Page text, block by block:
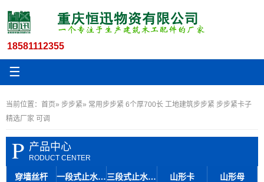
18581112355
☰
当前位置： 首页» 步步紧» 常用步步紧 6个厚700长 工地建筑步步紧 步步紧卡子
精选厂家 可调
P 产品中心
RODUCT CENTER
穿墙丝杆 一段式止水丝杆 三段式止水丝杆 山形卡 山形母